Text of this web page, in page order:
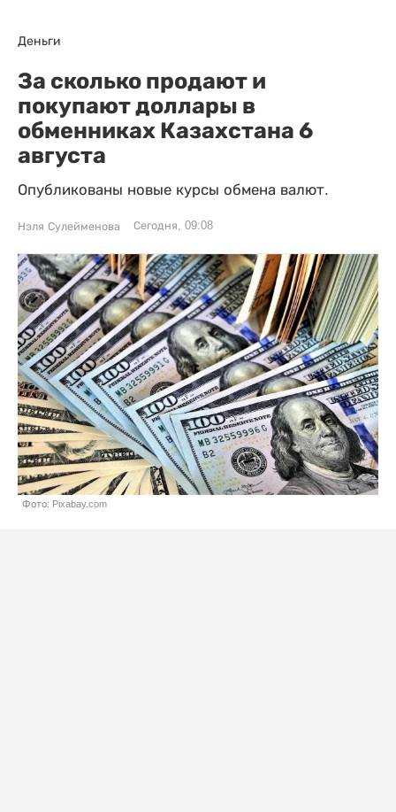
Деньги
За сколько продают и
покупают доллары в
обменниках Казахстана 6
августа
Опубликованы новые курсы обмена валют.
Нэля Сулейменова Сегодня, 09:08
Фото: Pixabay.com